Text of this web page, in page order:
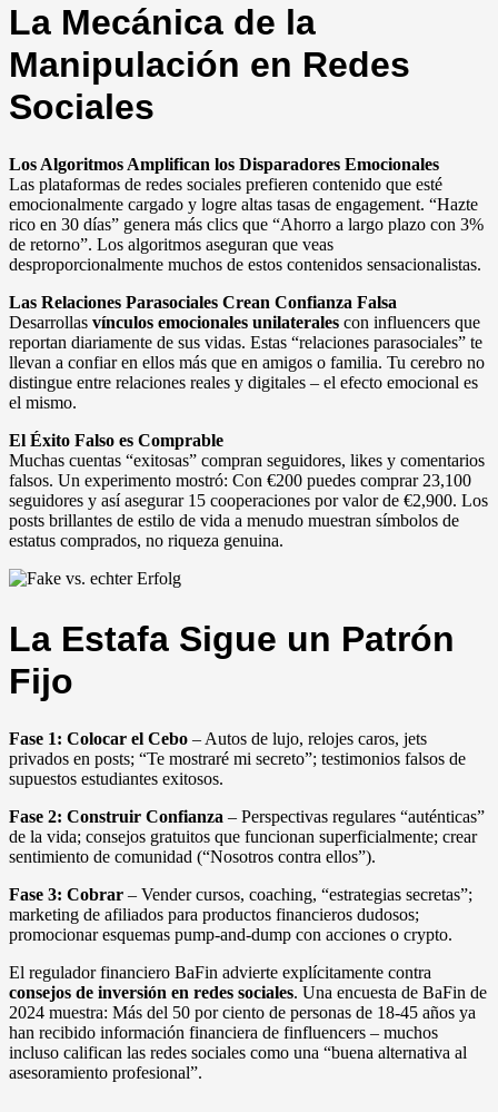
La Mecánica de la
Manipulación en Redes
Sociales
Los Algoritmos Amplifican los Disparadores Emocionales
Las plataformas de redes sociales prefieren contenido que esté
emocionalmente cargado y logre altas tasas de engagement. “Hazte
rico en 30 días” genera más clics que “Ahorro a largo plazo con 3%
de retorno”. Los algoritmos aseguran que veas
desproporcionalmente muchos de estos contenidos sensacionalistas.
Las Relaciones Parasociales Crean Confianza Falsa
Desarrollas vínculos emocionales unilaterales con influencers que
reportan diariamente de sus vidas. Estas “relaciones parasociales” te
llevan a confiar en ellos más que en amigos o familia. Tu cerebro no
distingue entre relaciones reales y digitales – el efecto emocional es
el mismo.
El Éxito Falso es Comprable
Muchas cuentas “exitosas” compran seguidores, likes y comentarios
falsos. Un experimento mostró: Con €200 puedes comprar 23,100
seguidores y así asegurar 15 cooperaciones por valor de €2,900. Los
posts brillantes de estilo de vida a menudo muestran símbolos de
estatus comprados, no riqueza genuina.
La Estafa Sigue un Patrón
Fijo
Fase 1: Colocar el Cebo – Autos de lujo, relojes caros, jets
privados en posts; “Te mostraré mi secreto”; testimonios falsos de
supuestos estudiantes exitosos.
Fase 2: Construir Confianza – Perspectivas regulares “auténticas”
de la vida; consejos gratuitos que funcionan superficialmente; crear
sentimiento de comunidad (“Nosotros contra ellos”).
Fase 3: Cobrar – Vender cursos, coaching, “estrategias secretas”;
marketing de afiliados para productos financieros dudosos;
promocionar esquemas pump-and-dump con acciones o crypto.
El regulador financiero BaFin advierte explícitamente contra
consejos de inversión en redes sociales. Una encuesta de BaFin de
2024 muestra: Más del 50 por ciento de personas de 18-45 años ya
han recibido información financiera de finfluencers – muchos
incluso califican las redes sociales como una “buena alternativa al
asesoramiento profesional”.